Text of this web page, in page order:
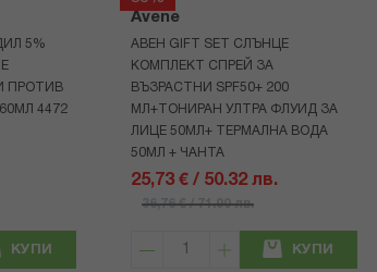
5%
ПРОТИВ
4472
КУПИ
Avene
АВЕН GIFT SET СЛЪНЦЕ
КОМПЛЕКТ СПРЕЙ ЗА
ВЪЗРАСТНИ SPF50+ 200
МЛ+ТОНИРАН УЛТРА ФЛУИД ЗА
ЛИЦЕ 50МЛ+ ТЕРМАЛНА ВОДА
50МЛ + ЧАНТА
25,73 € / 50.32 лв.
36,76 € / 71.90 лв.
КУПИ